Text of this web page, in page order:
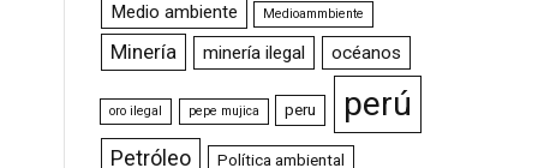
Medio ambiente Medioammbiente
Minería minería ilegal océanos
oro ilegal pepe mujica peru perú
Petróleo Política ambiental